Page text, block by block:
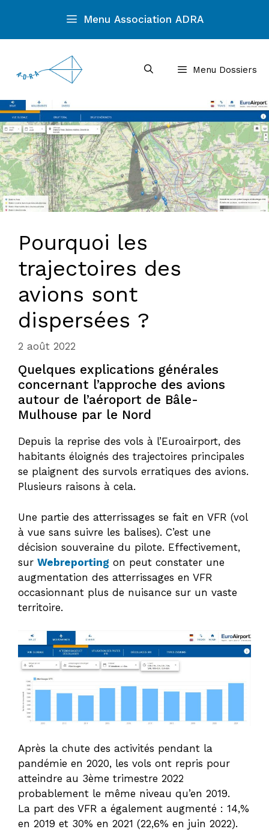
contenu
Menu Association ADRA
Menu Dossiers
Pourquoi les
trajectoires des
avions sont
dispersées ?
2 août 2022
Quelques explications générales
concernant l’approche des avions
autour de l’aéroport de Bâle-
Mulhouse par le Nord
Depuis la reprise des vols à l’Euroairport, des
habitants éloignés des trajectoires principales
se plaignent des survols erratiques des avions.
Plusieurs raisons à cela.
Une partie des atterrissages se fait en VFR (vol
à vue sans suivre les balises). C’est une
décision souveraine du pilote. Effectivement,
sur Webreporting on peut constater une
augmentation des atterrissages en VFR
occasionnant plus de nuisance sur un vaste
territoire.
Après la chute des activités pendant la
pandémie en 2020, les vols ont repris pour
atteindre au 3ème trimestre 2022
probablement le même niveau qu’en 2019.
La part des VFR a également augmenté : 14,%
en 2019 et 30% en 2021 (22,6% en juin 2022).